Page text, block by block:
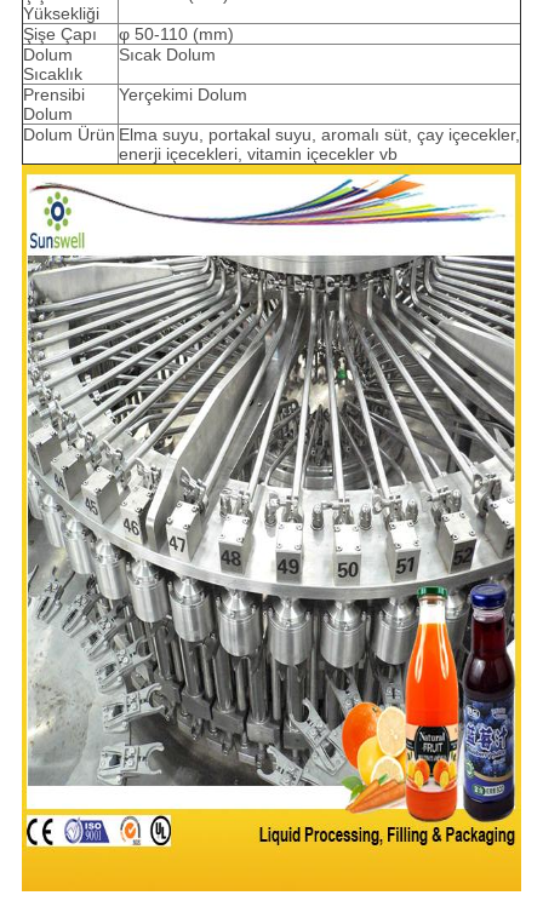
Yüksekliği
Şişe Çapı
φ 50-110 (mm)
Dolum
Sıcaklık
Sıcak Dolum
Prensibi
Dolum
Yerçekimi Dolum
Dolum Ürün Elma suyu, portakal suyu, aromalı süt, çay içecekler,
enerji içecekleri, vitamin içecekler vb